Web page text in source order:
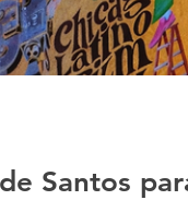
Santos